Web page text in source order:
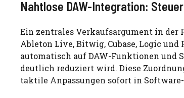
Nahtlose DAW-Integration:
Ein zentrales Verkaufsargument in
Ableton Live, Bitwig, Cubase, Logic und
automatisch auf DAW-Funktionen und
deutlich reduziert wird. Diese
taktile Anpassungen sofort in